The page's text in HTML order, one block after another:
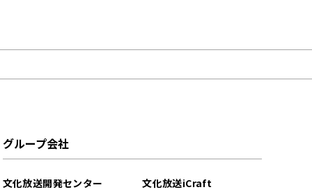
グループ会社
文化放送開発センター 文化放送iCraft